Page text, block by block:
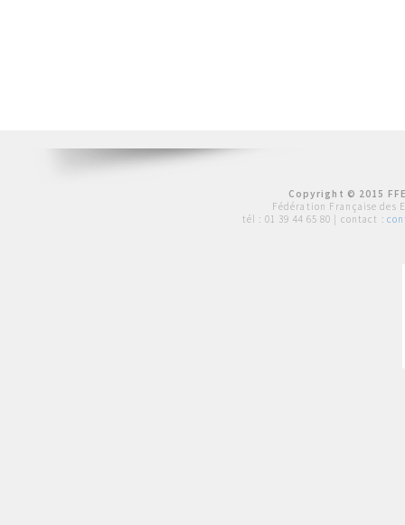
Copyright © 2015
Fédération Française des
tél : 01 39 44 65 80 | contact :